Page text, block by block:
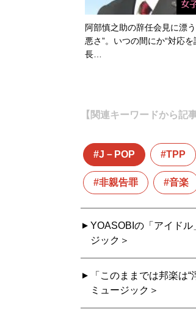
阿部慎之助の辞任会見に漂
悪さ”。いつの間にか“対応を
長…
【関連キーワードから記
J－POP TPP
非親告罪 音楽
YOASOBIの「アイドル
ジック＞
「このままでは邦楽は
ミュージック＞